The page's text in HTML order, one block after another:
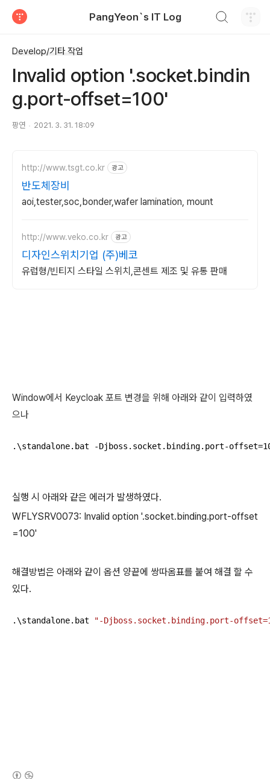
PangYeon`s IT Log
Develop/기타 작업
Invalid option '.socket.bindin
g.port-offset=100'
팡연 2021. 3. 31. 18:09
http://www.tsgt.co.kr 광고
반도체장비
aoi,tester,soc,bonder,wafer lamination, mount
http://www.veko.co.kr 광고
디자인스위치기업 (주)베코
유럽형/빈티지 스타일 스위치,콘센트 제조 및 유통 판매
Window에서 Keycloak 포트 변경을 위해 아래와 같이 입력하였
으나
.\standalone.bat -Djboss.socket.binding.port-
실행 시 아래와 같은 에러가 발생하였다.
WFLYSRV0073: Invalid option '.socket.binding.port-offset
=100'
해결방법은 아래와 같이 옵션 양끝에 쌍따옴표를 붙여 해결 할 수
있다.
.\standalone.bat "-Djboss.socket.binding.port-